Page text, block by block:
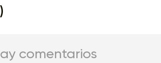
comentarios